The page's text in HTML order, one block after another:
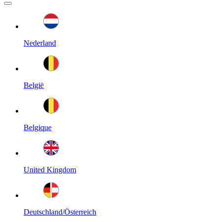
Nederland
België
Belgique
United Kingdom
Deutschland/Österreich